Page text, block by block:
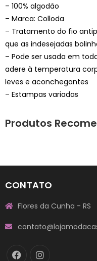
– 100% algodão
– Marca: Colloda
– Tratamento do fio
que as indesejadas
– Pode ser usada em
adere à temperatura
leves e aconchegantes
– Estampas variadas
Produtos
CONTATO
Flores da Cunha - RS